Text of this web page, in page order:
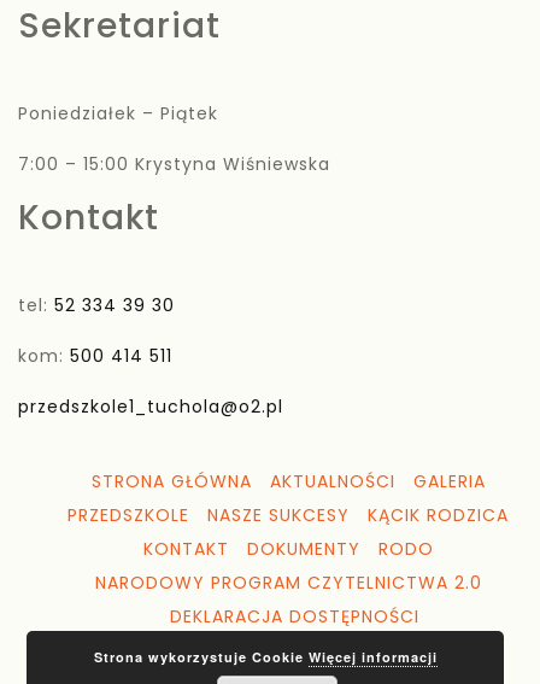
Sekretariat
Poniedziałek – Piątek
7:00 – 15:00 Krystyna Wiśniewska
Kontakt
tel: 52 334 39 30
kom: 500 414 511
przedszkole1_tuchola@o2.pl
STRONA GŁÓWNA AKTUALNOŚCI
GALERIA
PRZEDSZKOLE
NASZE SUKCESY
KĄCIK RODZICA
KONTAKT
DOKUMENTY
RODO
NARODOWY PROGRAM CZYTELNICTWA 2.0
DEKLARACJA DOSTĘPNOŚCI
Strona wykorzystuje Cookie Więcej informacji